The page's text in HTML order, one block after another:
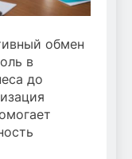
обмен
в
до